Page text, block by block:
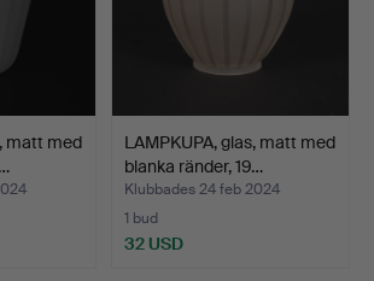
matt med
LAMPKUPA, glas, matt med
blanka ränder, 19…
Klubbades 24 feb 2024
1 bud
32 USD